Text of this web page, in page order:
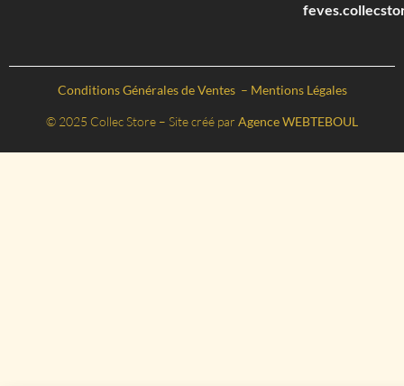
Conditions Générales de Ventes – Mentions Légales
© 2025 Collec Store – Site créé par Agence WEBTEBOUL